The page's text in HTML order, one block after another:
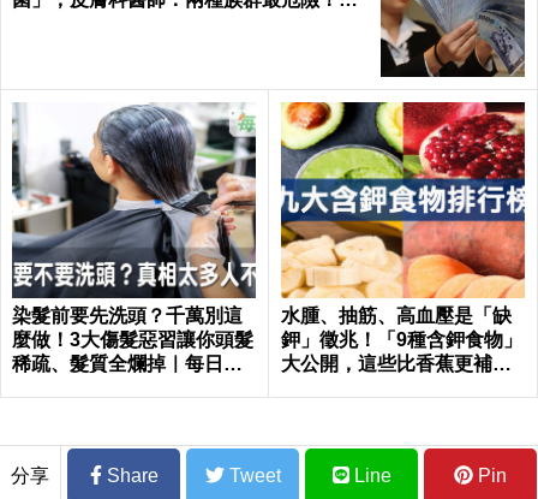
染髮前要先洗頭？千萬別這
麼做！3大傷髮惡習讓你頭髮
稀疏、髮質全爛掉｜每日健
水腫、抽筋、高血壓是「缺
鉀」徵兆！「9種含鉀食物」
大公開，這些比香蕉更補鉀
分享 Share Tweet Line Pin